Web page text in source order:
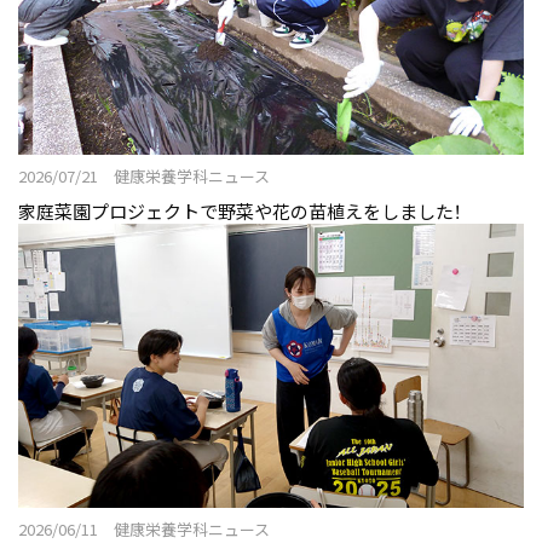
2026/07/21 健康栄養学科ニュース
家庭菜園プロジェクトで野菜や花の苗植えをしました！
2026/06/11 健康栄養学科ニュース